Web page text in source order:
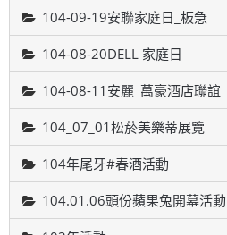
104-09-19安聯家庭日_板急
104-08-20DELL 家庭日
104-08-11安麗_萬豪酒店聯誼
104_07_01松菸美樂蒂展覽
104年尾牙#春酒活動
104.01.06頭份蘋果兔開幕活動